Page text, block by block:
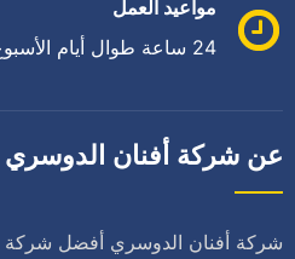
مواعيد العمل
24 ساعة طوال أيام الأسبوع
عن شركة أفنان الدوسري
شركة أفنان الدوسري أفضل شركة